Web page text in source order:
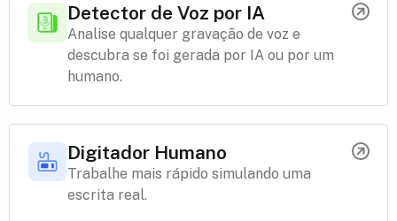
Detector de Voz por IA
Analise qualquer gravação de voz e
descubra se foi gerada por IA ou por um
humano.
Digitador Humano
Trabalhe mais rápido simulando uma
escrita real.